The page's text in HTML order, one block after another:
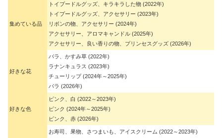
集めている品
トイプードルグッズ、キラキラした物 (2022年)
トイプードルグッズ、アクセサリー (2023年)
リボンの物、アクセサリー (2024年)
アクセサリー、アロマキャンドル (2025年)
アクセサリー、良い香りの物、プリンセスグッズ (2026年)
好きな花
バラ、かすみ草 (2022年)
ラナンキュラス (2023年)
チューリップ (2024年～2025年)
バラ (2026年)
好きな色
ピンク、白 (2022～2023年)
ピンク (2024年～2025年)
ピンク、赤 (2026年)
お寿司、果物、さつまいも、アイスクリーム (2022～2023年)